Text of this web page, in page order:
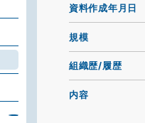
資料作成年月日
規模
組織歴/履歴
内容